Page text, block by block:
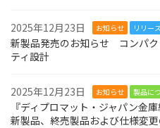
2025年12月23日 お知らせ リリース
新製品発売のお知らせ コンパク
ティ設計
2025年12月23日 お知らせ 製品に
『ディプロマット・ジャパン金
新製品、終売製品および仕様変